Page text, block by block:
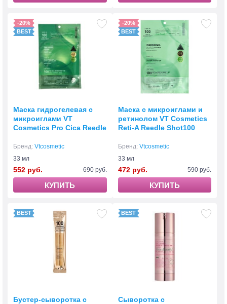
Маска гидрогелевая с
микроиглами VT
Cosmetics Pro Cica Reedle
Mask
Бренд: Vtcosmetic
-20%
33 мл
552 руб. 690 руб.
КУПИТЬ
Маска с микроиглами и
ретинолом VT Cosmetics
Reti-A Reedle Shot100
Бренд: Vtcosmetic
-20%
33 мл
472 руб. 590 руб.
КУПИТЬ
Бустер-сыворотка с Сыворотка с